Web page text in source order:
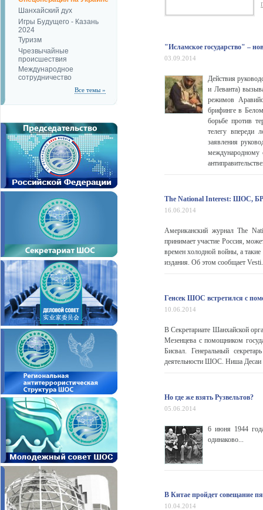
Шанхайский дух
Игры Будущего - Казань
2024
Туризм
Чрезвычайные
происшествия
Международное
сотрудничество
Все темы »
"Исламское государство" –
03.09.2014
Действия
и Леванта)
режимов
брифинге в
борьбе против
телегу впереди
заявления
международному
The National Interest: ШОС,
16.06.2014
Американский журнал The
принимает участие Россия,
времен холодной войны, а
издания. Об этом сообщает
Генсек ШОС встретился с
10.06.2014
В Секретариате Шанхайской
Мезенцева с помощником
Бисвал. Генеральный
деятельности ШОС. Ниша Десаи
Но где же взять Рузвельтов?
05.06.2014
6 июня 1944
одинаково...
В Китае пройдет совещание
10.04.2014